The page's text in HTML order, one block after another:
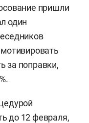
пришли
один
за поправки,
до 12 февраля,